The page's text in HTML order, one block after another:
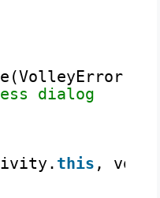
dialog
this ,